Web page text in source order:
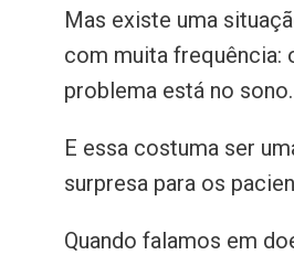
Mas existe uma
com muita frequência:
problema está no sono.
E essa costuma ser
surpresa para os
Quando falamos em